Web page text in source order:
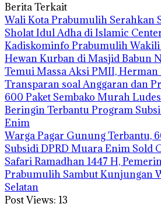
Berita Terkait
Wali Kota Prabumulih Serahkan
Sholat Idul Adha di Islamic
Kadiskominfo Prabumulih
Hewan Kurban di Masjid Babun
Temui Massa Aksi PMII,
Transparan soal Anggaran dan
600 Paket Sembako Murah
Beringin Terbantu Program
Enim
Warga Pagar Gunung Terbantu,
Subsidi DPRD Muara Enim Sold
Safari Ramadhan 1447 H,
Prabumulih Sambut Kunjungan
Selatan
Post Views: 13